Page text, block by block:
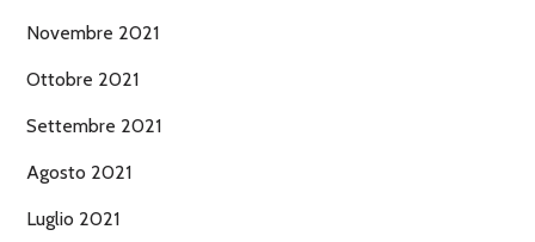
Novembre 2021
Ottobre 2021
Settembre 2021
Agosto 2021
Luglio 2021